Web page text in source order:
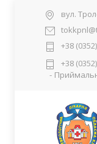
вул.
+38
+38
-